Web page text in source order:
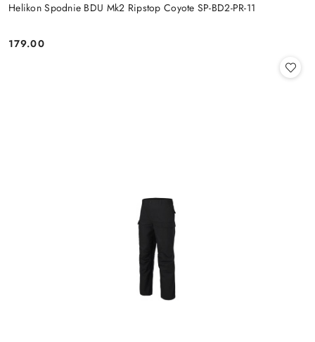
Helikon Spodnie BDU Mk2 Ripstop Coyote SP-BD2-PR-11
Cena:
179.00